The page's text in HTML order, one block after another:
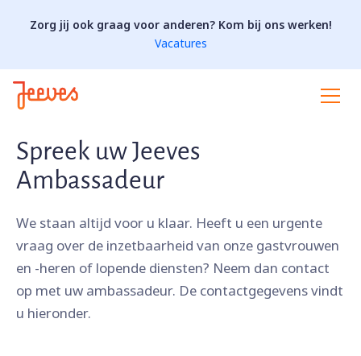
Zorg jij ook graag voor anderen? Kom bij ons werken!
Vacatures
Spreek uw Jeeves
Ambassadeur
We staan altijd voor u klaar. Heeft u een urgente
vraag over de inzetbaarheid van onze gastvrouwen
en -heren of lopende diensten? Neem dan contact
op met uw ambassadeur. De contactgegevens vindt
u hieronder.